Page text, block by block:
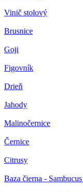
Vinič stolový
Brusnice
Goji
Figovník
Drieň
Jahody
Malinočernice
Černice
Citrusy
Baza čierna -